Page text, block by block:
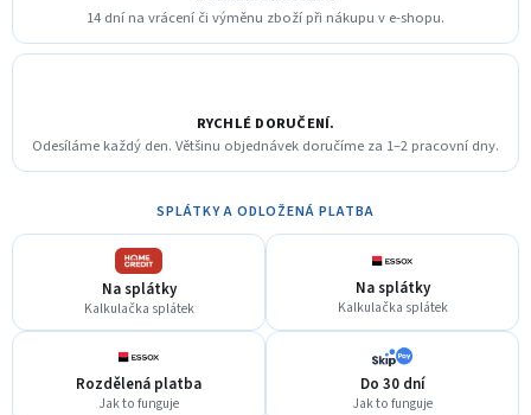
14 dní na vrácení či výměnu zboží při nákupu v e-shopu.
RYCHLÉ DORUČENÍ.
Odesíláme každý den. Většinu objednávek doručíme za 1–2 pracovní dny.
SPLÁTKY A ODLOŽENÁ PLATBA
Na splátky
Kalkulačka splátek
Na splátky
Kalkulačka splátek
Rozdělená platba
Jak to funguje
Do 30 dní
Jak to funguje